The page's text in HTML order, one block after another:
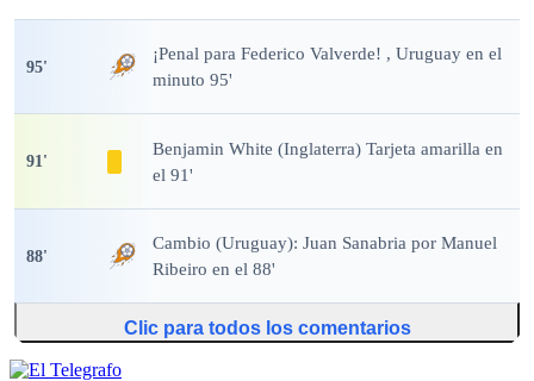
95'
¡Penal para Federico Valverde! , Uruguay en el
minuto 95'
91'
Benjamin White (Inglaterra) Tarjeta amarilla en
el 91'
88'
Cambio (Uruguay): Juan Sanabria por Manuel
Ribeiro en el 88'
Clic para todos los comentarios